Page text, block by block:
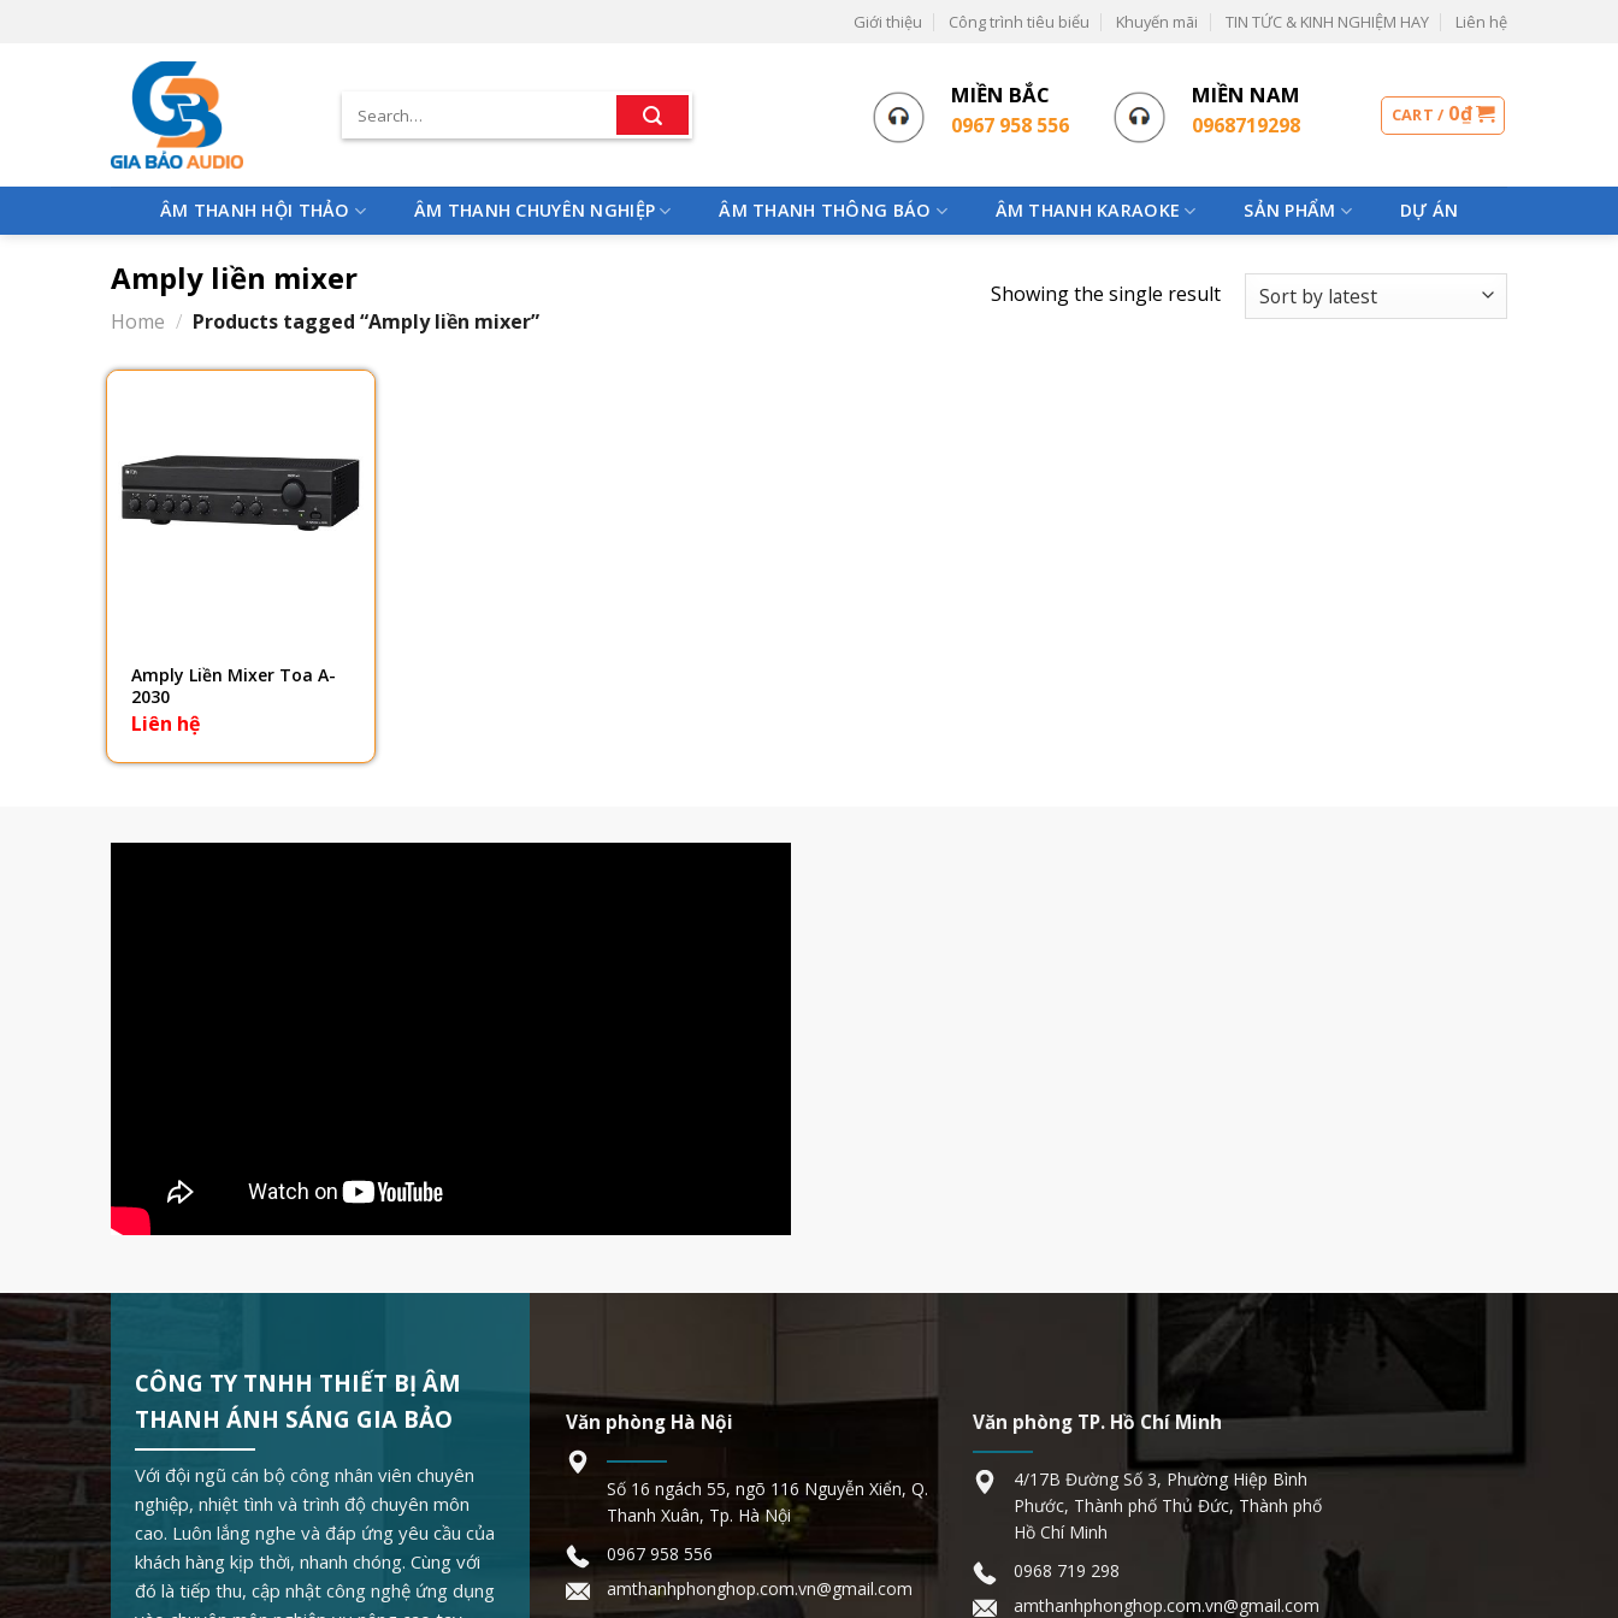
Giới thiệu Công trình tiêu biểu Khuyến mãi TIN TỨC & KINH NGHIỆM HAY Liên hệ
for:
MIỀN BẮC
0967 958 556
MIỀN NAM
0968719298 CART / 0₫
ÂM THANH HỘI THẢO ÂM THANH CHUYÊN NGHIỆP ÂM THANH THÔNG BÁO ÂM THANH KARAOKE SẢN PHẨM DỰ ÁN
Amply liền mixer
Home / Products tagged “Amply liền mixer”
Showing the single result
Amply Liền Mixer Toa A-
2030
Liên hệ
CÔNG TY TNHH THIẾT BỊ ÂM
THANH ÁNH SÁNG GIA BẢO
Với đội ngũ cán bộ công nhân viên chuyên
nghiệp, nhiệt tình và trình độ chuyên môn
cao. Luôn lắng nghe và đáp ứng yêu cầu của
khách hàng kịp thời, nhanh chóng. Cùng với
đó là tiếp thu, cập nhật công nghệ ứng dụng
Văn phòng Hà Nội
Số 16 ngách 55, ngõ 116 Nguyễn Xiển, Q.
Thanh Xuân, Tp. Hà Nội
0967 958 556
amthanhphonghop.com.vn@gmail.com
Văn phòng TP. Hồ Chí Minh
4/17B Đường Số 3, Phường Hiệp Bình
Phước, Thành phố Thủ Đức, Thành phố
Hồ Chí Minh
0968 719 298
amthanhphonghop.com.vn@gmail.com